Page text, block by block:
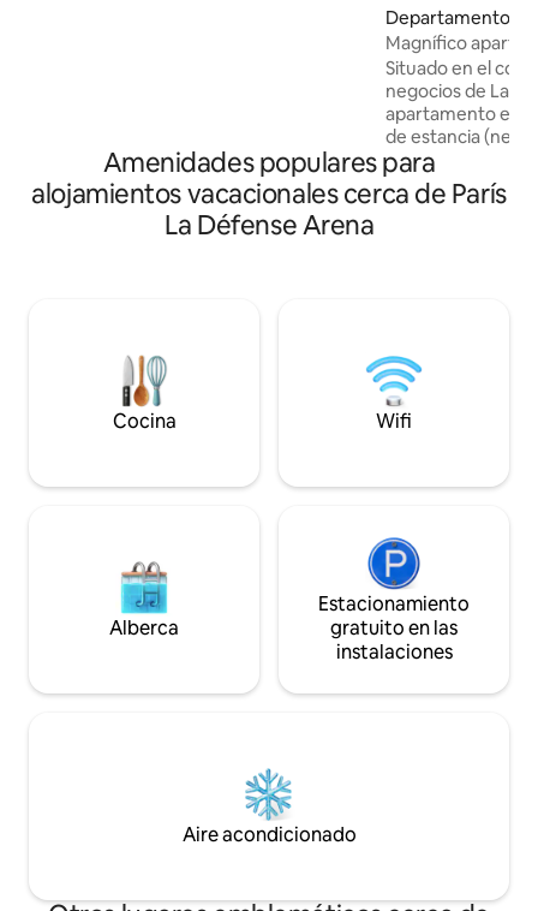
de París en solo 15 minutos. Nuestros
estudios están situados en una
residencia moderna y segura, rodeada
de parques, en un barrio tranquilo y
acogedor, cerca de todos los servicios
Departamento
oie
Magnífico
azotea
Situado en el
negocios de La
apartamento es
de estancia
Disfrute de una
vista excepcional
Défense, el Arco
minutos a pie.
Ópera 8 minutos
Disney 45 minutos
Amenidades populares para
alojamientos vacacionales cerca de París
La Défense Arena
Cocina Wifi
Alberca
Estacionamiento
gratuito en las
instalaciones
Aire acondicionado